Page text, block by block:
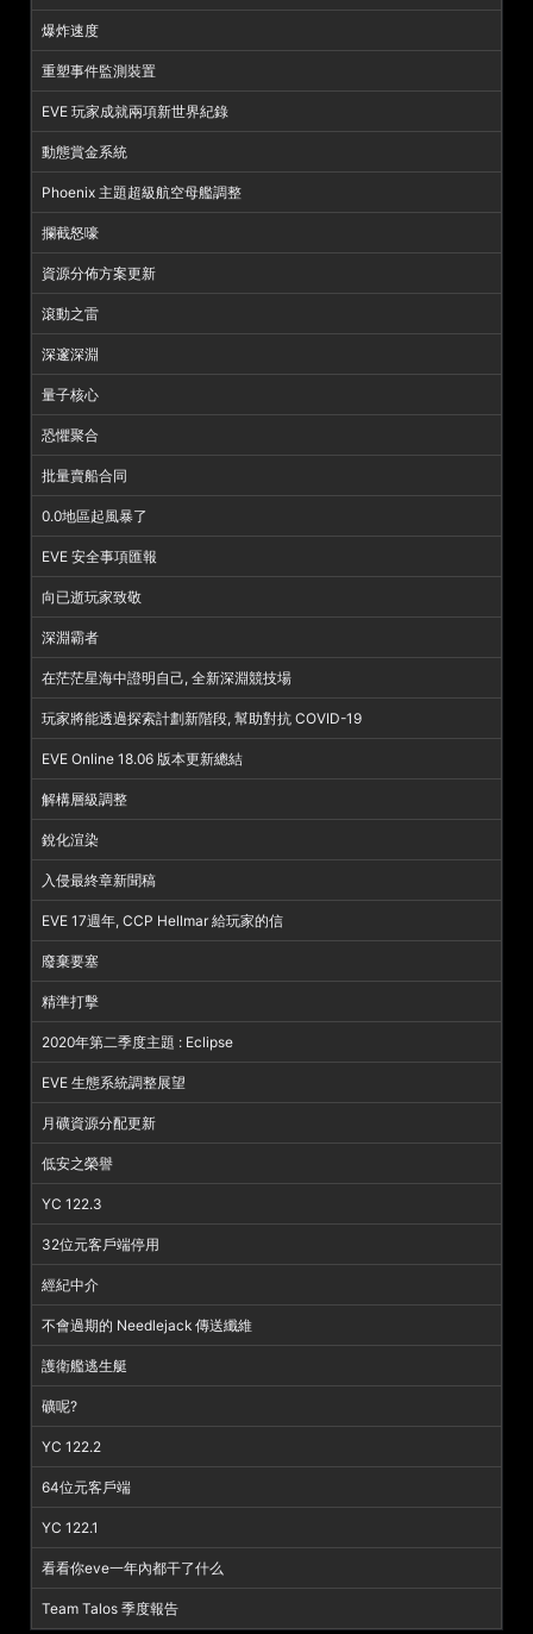
爆炸速度
重塑事件監測裝置
EVE 玩家成就兩項新世界紀錄
動態賞金系統
Phoenix 主題超級航空母艦調整
攔截怒嚎
資源分佈方案更新
滾動之雷
深邃深淵
量子核心
恐懼聚合
批量賣船合同
0.0地區起風暴了
EVE 安全事項匯報
向已逝玩家致敬
深淵霸者
在茫茫星海中證明自己, 全新深淵競技場
玩家將能透過探索計劃新階段, 幫助對抗 COVID-19
EVE Online 18.06 版本更新總結
解構層級調整
銳化渲染
入侵最終章新聞稿
EVE 17週年, CCP Hellmar 給玩家的信
廢棄要塞
精準打擊
2020年第二季度主題 : Eclipse
EVE 生態系統調整展望
月礦資源分配更新
低安之榮譽
YC 122.3
32位元客戶端停用
經紀中介
不會過期的 Needlejack 傳送纖維
護衛艦逃生艇
礦呢?
YC 122.2
64位元客戶端
YC 122.1
看看你eve一年內都干了什么
Team Talos 季度報告